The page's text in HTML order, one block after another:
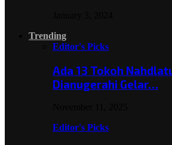
Trending
Editor's Picks
Ada 13 Tokoh
Dianugerahi Gelar…
Editor's Picks